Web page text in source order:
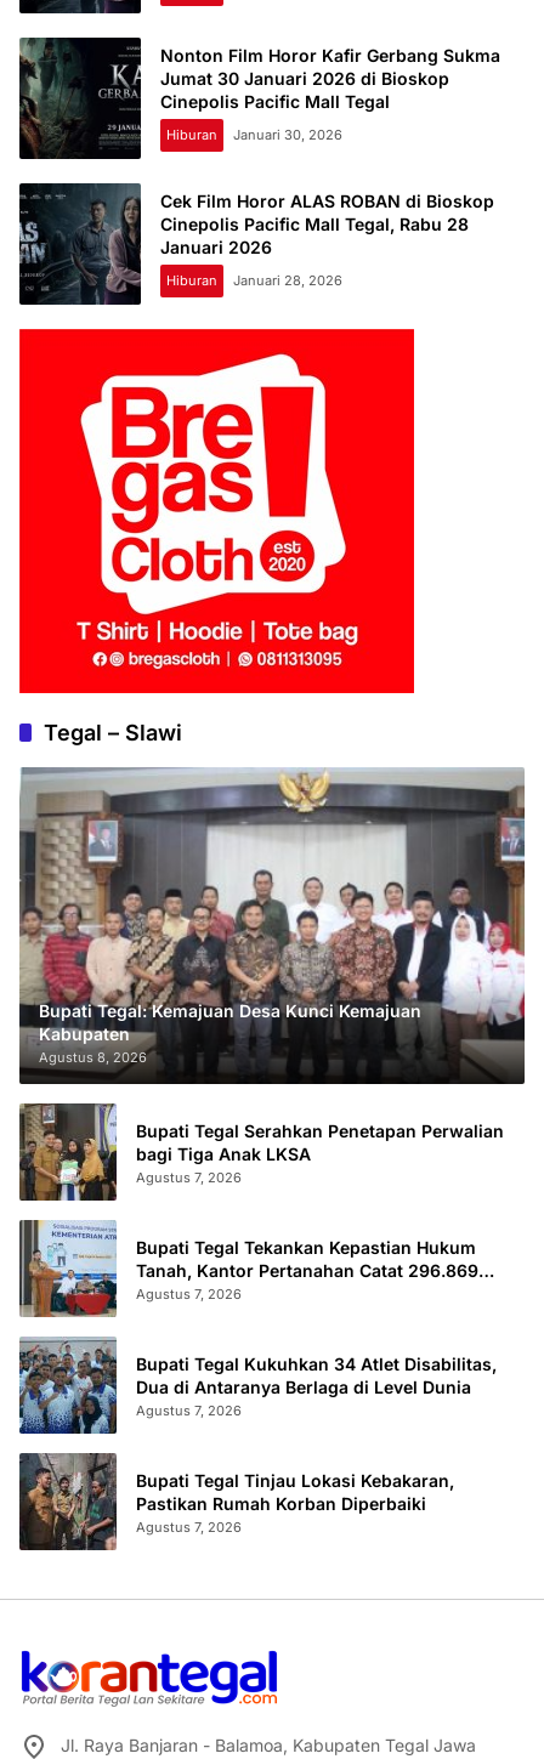
Nonton Film Horor Kafir Gerbang Sukma
Jumat 30 Januari 2026 di Bioskop
Cinepolis Pacific Mall Tegal
Hiburan Januari 30, 2026
Cek Film Horor ALAS ROBAN di Bioskop
Cinepolis Pacific Mall Tegal, Rabu 28
Januari 2026
Hiburan Januari 28, 2026
Tegal – Slawi
Bupati Tegal: Kemajuan Desa Kunci Kemajuan
Kabupaten
Agustus 8, 2026
Bupati Tegal Serahkan Penetapan Perwalian
bagi Tiga Anak LKSA
Agustus 7, 2026
Bupati Tegal Tekankan Kepastian Hukum
Tanah, Kantor Pertanahan Catat 296.869
Sertifikat Terbit
Agustus 7, 2026
Bupati Tegal Kukuhkan 34 Atlet Disabilitas,
Dua di Antaranya Berlaga di Level Dunia
Agustus 7, 2026
Bupati Tegal Tinjau Lokasi Kebakaran,
Pastikan Rumah Korban Diperbaiki
Agustus 7, 2026
Jl. Raya Banjaran - Balamoa, Kabupaten Tegal Jawa